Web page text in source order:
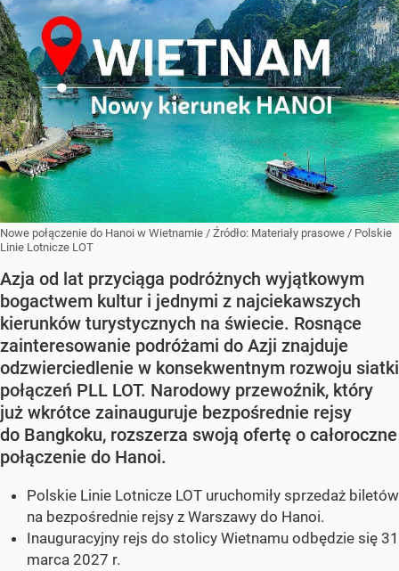
Nowe połączenie do Hanoi w Wietnamie / Źródło: Materiały prasowe / Polskie
Linie Lotnicze LOT
Azja od lat przyciąga podróżnych wyjątkowym
bogactwem kultur i jednymi z najciekawszych
kierunków turystycznych na świecie. Rosnące
zainteresowanie podróżami do Azji znajduje
odzwierciedlenie w konsekwentnym rozwoju siatki
połączeń PLL LOT. Narodowy przewoźnik, który
już wkrótce zainauguruje bezpośrednie rejsy
do Bangkoku, rozszerza swoją ofertę o całoroczne
połączenie do Hanoi.
Polskie Linie Lotnicze LOT uruchomiły sprzedaż biletów
na bezpośrednie rejsy z Warszawy do Hanoi.
Inauguracyjny rejs do stolicy Wietnamu odbędzie się 31
marca 2027 r.